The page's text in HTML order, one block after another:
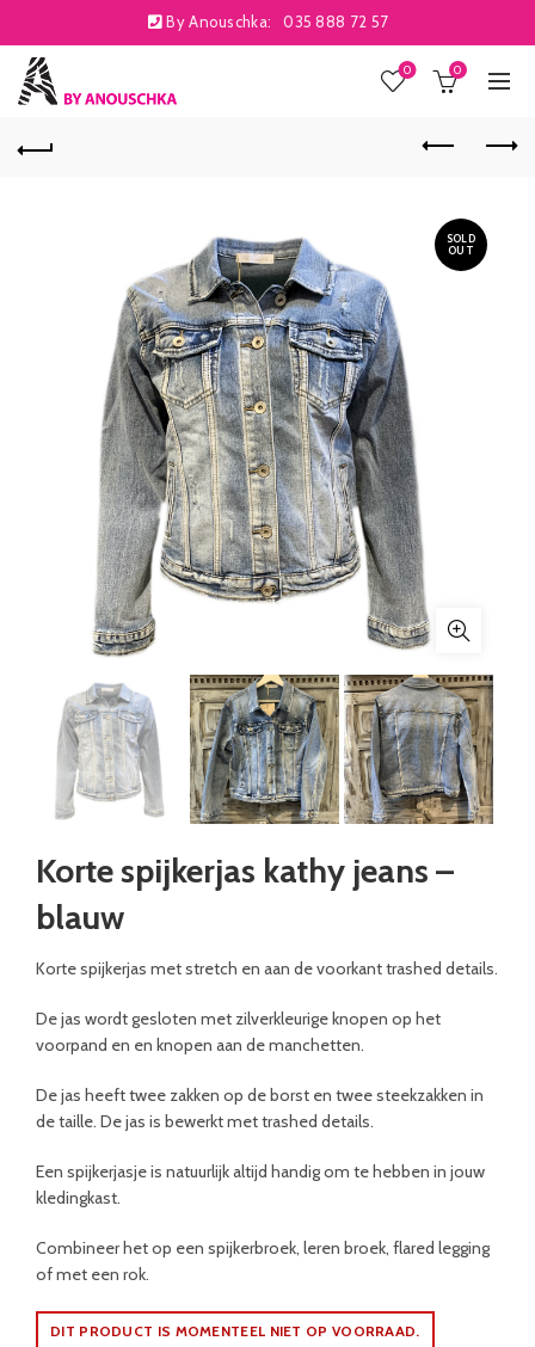
By Anouschka: 035 888 72 57
0 0
SOLD
OUT
Korte spijkerjas kathy jeans –
blauw
Korte spijkerjas met stretch en aan de voorkant trashed details.
De jas wordt gesloten met zilverkleurige knopen op het
voorpand en en knopen aan de manchetten.
De jas heeft twee zakken op de borst en twee steekzakken in
de taille. De jas is bewerkt met trashed details.
Een spijkerjasje is natuurlijk altijd handig om te hebben in jouw
kledingkast.
Combineer het op een spijkerbroek, leren broek, flared legging
of met een rok.
DIT PRODUCT IS MOMENTEEL NIET OP VOORRAAD.